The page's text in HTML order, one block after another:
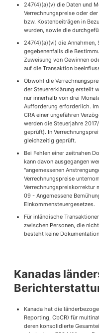
247(4)(a)(v) die Daten und
Verrechnungspreise oder
bzw. Kostenbeiträgen in
wurden, sowie die
247(4)(a)(vi) die Annahmen,
gegebenenfalls die
Zuweisung von Gewinnen
auf die Transaktion
Obwohl die
der Steuererklärung erstellt
nur innerhalb von drei
Aufforderung erforderlich.
CRA einer ungefähren
werden die Steuerjahre
geprüft). In
gleichzeitig geprüft.
Bei Fehlen einer zeitnahen
kann davon ausgegangen
"angemessenen
Verrechnungspreise
Verrechnungspreiskorrektur
09 - Angemessene
Einkommensteuergesetzes.
Für inländische
zwischen Personen, die
besteht keine
Kanadas
Kanada hat die
Reporting, CbCR) für
deren konsolidierte